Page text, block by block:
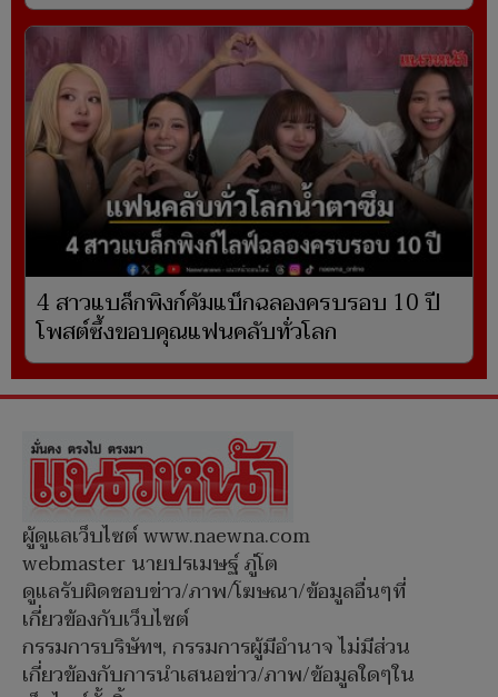
4 สาวแบล็กพิงก์คัมแบ็กฉลองครบรอบ 10 ปี
โพสต์ซึ้งขอบคุณแฟนคลับทั่วโลก
ผู้ดูแลเว็บไซต์ www.naewna.com
webmaster นายปรเมษฐ์ ภู่โต
ดูแลรับผิดชอบข่าว/ภาพ/โฆษณา/ข้อมูลอื่นๆที่
เกี่ยวข้องกับเว็บไซต์
กรรมการบริษัทฯ, กรรมการผู้มีอำนาจ ไม่มีส่วน
เกี่ยวข้องกับการนำเสนอข่าว/ภาพ/ข้อมูลใดๆใน